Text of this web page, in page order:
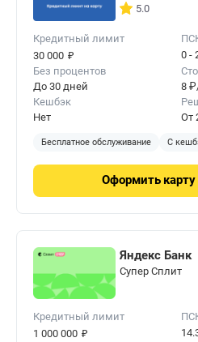
5.0
Кредитный лимит
30 000 ₽
0 -
Без процентов
До 30 дней
8
Кешбэк
Нет
От
Бесплатное обслуживание С
Оформить карту
Яндекс Банк
Cупер Сплит
Кредитный лимит
1 000 000 ₽